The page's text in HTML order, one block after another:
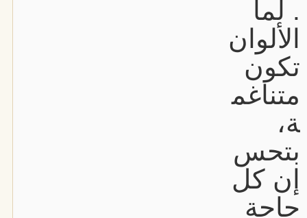
. لما
الألوان
تكون
متناغم
ة،
بتحس
إن كل
حاجة